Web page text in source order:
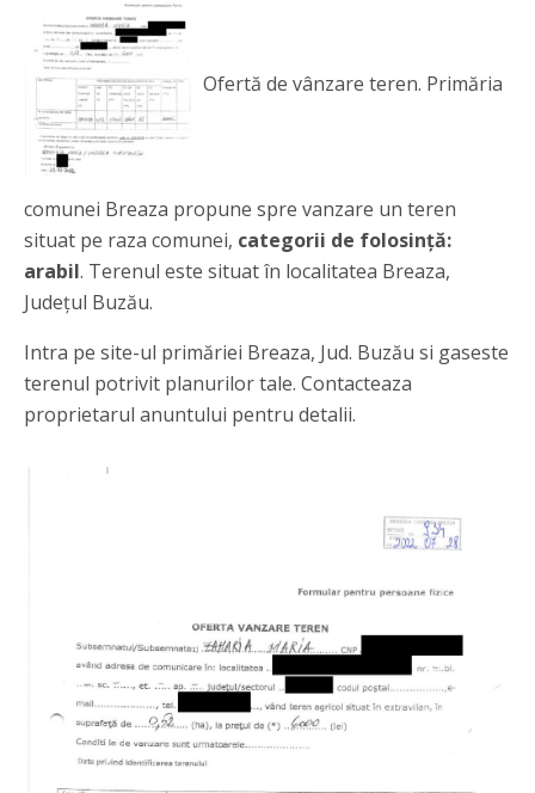
Ofertă de vânzare teren. Primăria
comunei Breaza propune spre vanzare un teren
situat pe raza comunei, categorii de folosință:
arabil. Terenul este situat în localitatea Breaza,
Județul Buzău.
Intra pe site-ul primăriei Breaza, Jud. Buzău si gaseste
terenul potrivit planurilor tale. Contacteaza
proprietarul anuntului pentru detalii.